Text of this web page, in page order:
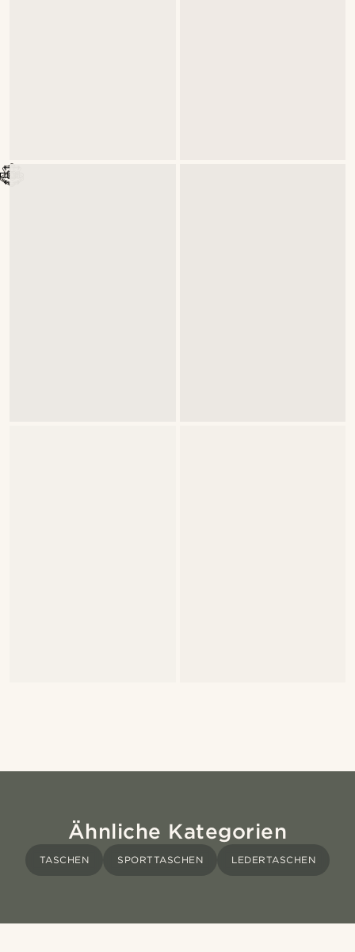
Ähnliche Kategorien
TASCHEN SPORTTASCHEN LEDERTASCHEN